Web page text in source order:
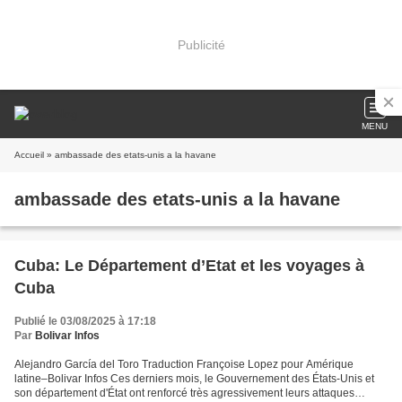
Publicité
MENU
Accueil » ambassade des etats-unis a la havane
ambassade des etats-unis a la havane
Cuba: Le Département d’Etat et les voyages à
Cuba
Publié le 03/08/2025 à 17:18
Par Bolivar Infos
Alejandro García del Toro Traduction Françoise Lopez pour Amérique
latine–Bolivar Infos Ces derniers mois, le Gouvernement des États-Unis et
son département d'État ont renforcé très agressivement leurs attaques